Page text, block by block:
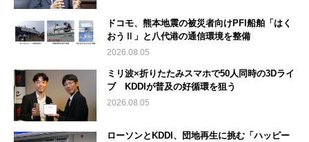
ドコモ、熊本地震の被災者向けPFI船舶「はく
おうⅡ」と八代港の通信環境を整備
2026.08.05
ミリ波×折りたたみスマホで50人同時の3Dライ
ブ KDDIが普及の好循環を狙う
2026.08.05
ローソンとKDDI、団地再生に挑む「ハッピー